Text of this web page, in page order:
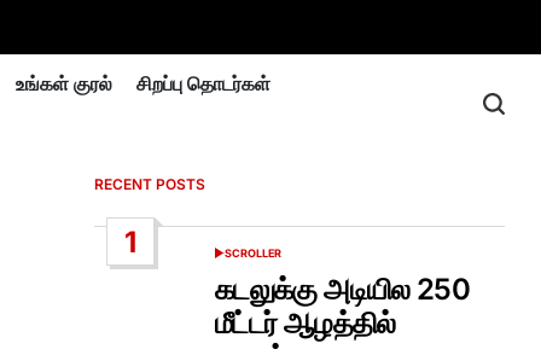
உங்கள் குரல் சிறப்பு தொடர்கள்
RECENT POSTS
1
POSTED
SCROLLER
கடலுக்கு அடியில 250
மீட்டர் ஆழத்தில்